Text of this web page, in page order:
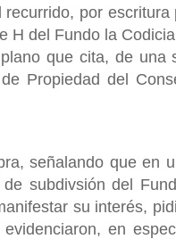
por
H del Fundo la
que cita, de una
Propiedad del
señalando que en
subdivsión del
su interés,
en